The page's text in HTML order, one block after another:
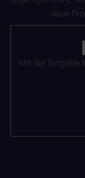
neue
Mit der Eingabe